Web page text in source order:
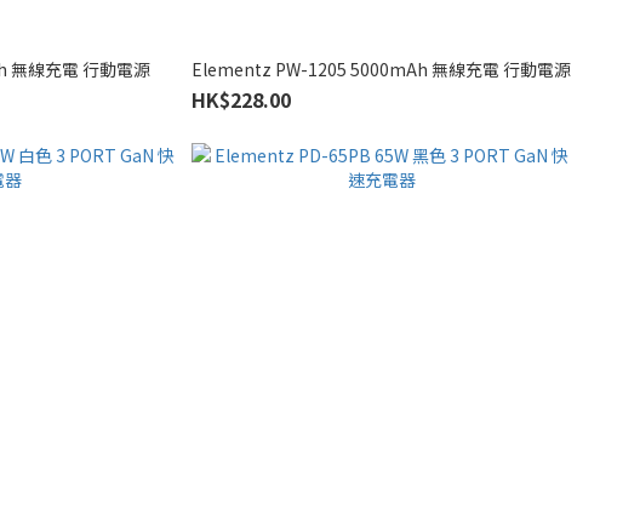
線充電 行動電源 Elementz PW-1205 5000mAh 無線充電 行動電源
HK$228.00